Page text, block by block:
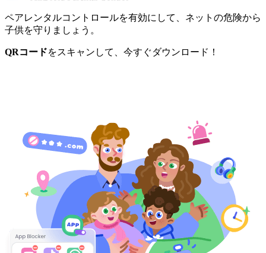
ペアレンタルコントロールを有効にして、ネットの危険から
子供を守りましょう。
QRコードをスキャンして、今すぐダウンロード！